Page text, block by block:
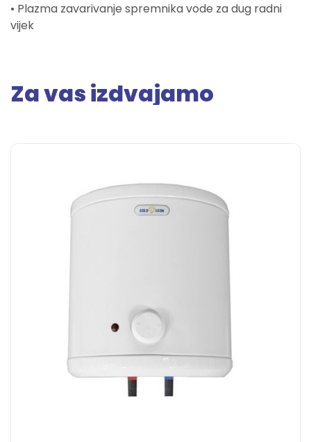
• Plazma zavarivanje spremnika vode za dug radni
vijek
Za vas izdvajamo